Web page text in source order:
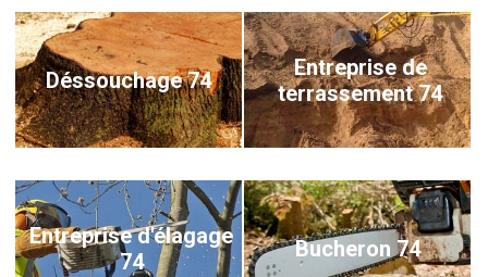
Déssouchage 74
Entreprise de
terrassement 74
Entreprise d'élagage
74
Bucheron 74